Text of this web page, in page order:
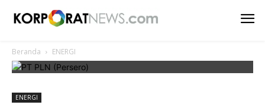
Beranda ENERGI
ENERGI